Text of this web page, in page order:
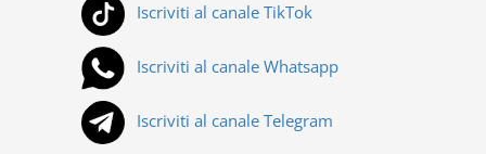
Iscriviti al canale TikTok
Iscriviti al canale Whatsapp
Iscriviti al canale Telegram